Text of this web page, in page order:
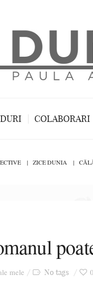
COLABORARI
ZICE DUNIA
mele No tags 0